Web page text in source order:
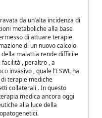
da un’alta incidenza di
metaboliche alla base
di attuare terapie
di un nuovo calcolo
della malattia rende difficile
, peraltro , a
invasivo , quale l’ESWL ha
terapie mediche
collaterali . In questo
medica ancora oggi
alla luce della